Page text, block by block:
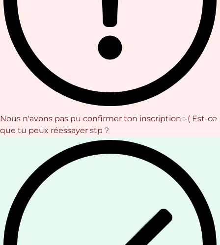
Nous n'avons pas pu confirmer ton inscription :-( Est-ce
que tu peux réessayer stp ?